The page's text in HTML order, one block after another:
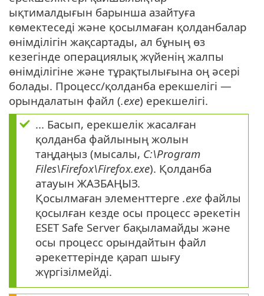
ықтималдығын барынша азайтуға
көмектеседі және қосылмаған қолданбалар
өнімділігін жақсартады, ал бұның өз
кезегінде операциялық жүйенің жалпы
өнімділігіне және тұрақтылығына оң әсері
болады. Процесс/қолданба ерекшелігі —
орындалатын файл (.exe) ерекшелігі.
... Басып, ерекшелік жасалған
қолданба файлының жолын
таңдаңыз (мысалы, C:\Program
Files\Firefox\Firefox.exe). Қолданба
атауын ЖАЗБАҢЫЗ.
Қосылмаған элементтерге .exe файлы
қосылған кезде осы процесс әрекетін
ESET Safe Server бақыламайды және
осы процесс орындайтын файл
әрекеттерінде қарап шығу
жүргізілмейді.